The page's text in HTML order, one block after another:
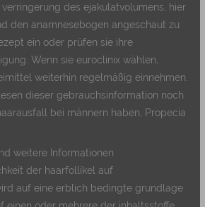
des ejakulatvolumens, hier
den anamnesebogen angeschaut zu
ein oder prüfen sie ihre
Wenn sie euroclinix wählen,
weiterhin regelmäßig einnehmen.
dieser gebrauchsinformation noch
bei männern haben, Propecia
weitere Informationen
der haarfollikel auf
auf eine erblich bedingte grundlage